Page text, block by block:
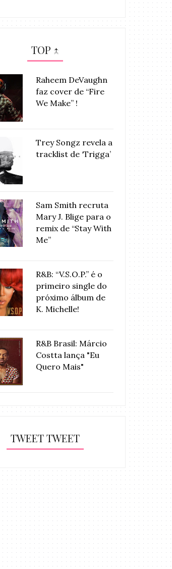
& Jessie J cantam
duet...
VAZOU: Ouça o
J &
TOP ↑
Raheem DeVaughn
faz cover de “Fire
We Make” !
Trey Songz revela a
tracklist de ‘Trigga’
Sam Smith recruta
Mary J. Blige para o
remix de “Stay With
Me”
R&B: “V.S.O.P.” é o
primeiro single do
próximo álbum de
K. Michelle!
R&B Brasil: Márcio
Costta lança "Eu
Quero Mais"
TWEET TWEET